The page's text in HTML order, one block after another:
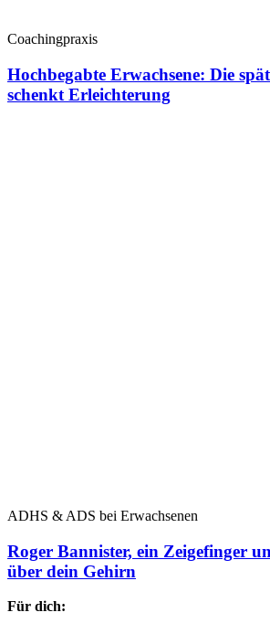
Coachingpraxis
Hochbegabte Erwachsene: Die
schenkt Erleichterung
ADHS & ADS bei Erwachsenen
Roger Bannister, ein Zeigefinger
über dein Gehirn
Für dich: